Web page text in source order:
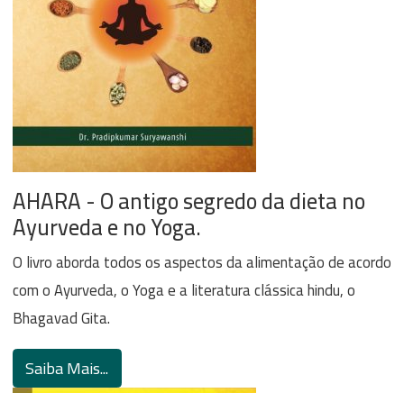
AHARA - O antigo segredo da dieta no
Ayurveda e no Yoga.
O livro aborda todos os aspectos da alimentação de acordo
com o Ayurveda, o Yoga e a literatura clássica hindu, o
Bhagavad Gita.
Saiba Mais...